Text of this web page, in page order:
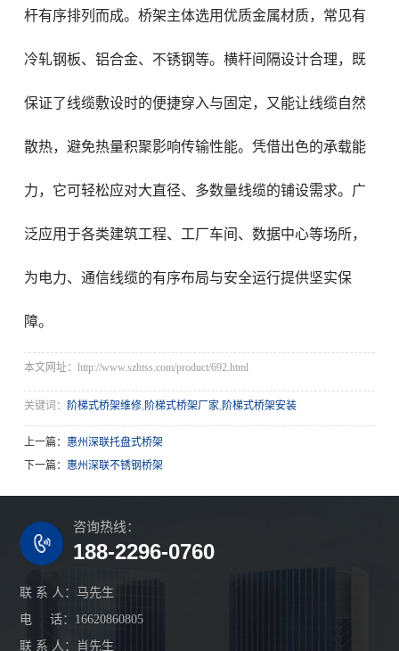
杆有序排列而成。桥架主体选用优质金属材质，常见有
冷轧钢板、铝合金、不锈钢等。横杆间隔设计合理，既
保证了线缆敷设时的便捷穿入与固定，又能让线缆自然
散热，避免热量积聚影响传输性能。凭借出色的承载能
力，它可轻松应对大直径、多数量线缆的铺设需求。广
泛应用于各类建筑工程、工厂车间、数据中心等场所，
为电力、通信线缆的有序布局与安全运行提供坚实保
障。
本文网址：http://www.szhtss.com/product/692.html
关键词： 阶梯式桥架维修, 阶梯式桥架厂家, 阶梯式桥架安装
上一篇：惠州深联托盘式桥架
下一篇：惠州深联不锈钢桥架
咨询热线：
188-2296-0760
联 系 人：马先生
电 话：16620860805
联 系 人：肖先生